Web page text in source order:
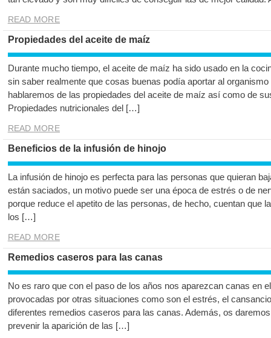
READ MORE
Propiedades del aceite de maíz
Durante mucho tiempo, el aceite de maíz ha sido usado en la
sin saber realmente que cosas buenas podía aportar al
hablaremos de las propiedades del aceite de maíz así como de
Propiedades nutricionales del […]
READ MORE
Beneficios de la infusión de hinojo
La infusión de hinojo es perfecta para las personas que quieran
están saciados, un motivo puede ser una época de estrés o de
porque reduce el apetito de las personas, de hecho, cuentan que
los […]
READ MORE
Remedios caseros para las canas
No es raro que con el paso de los años nos aparezcan canas en
provocadas por otras situaciones como son el estrés, el
diferentes remedios caseros para las canas. Además, os
prevenir la aparición de las […]